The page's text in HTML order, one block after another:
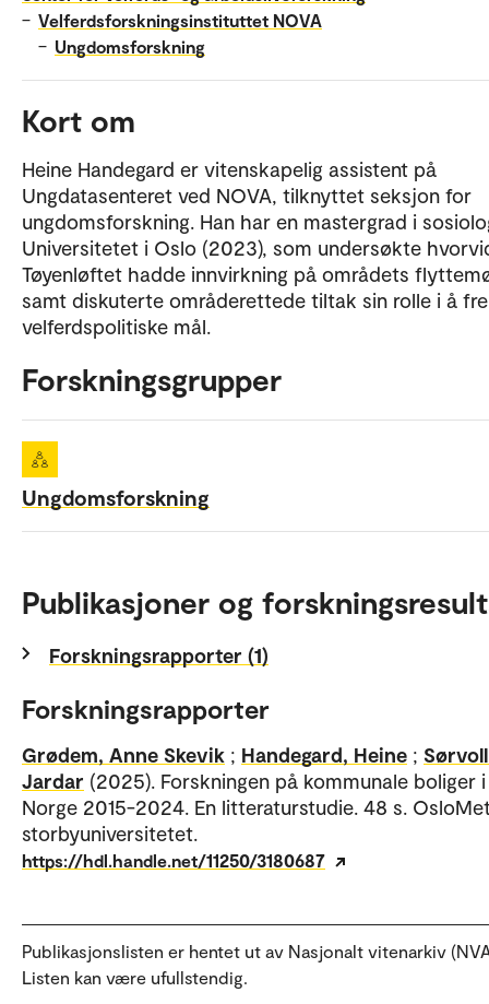
– Velferdsforskningsinstituttet NOVA
– Ungdomsforskning
Kort om
Heine Handegard er vitenskapelig assistent på
Ungdatasenteret ved NOVA, tilknyttet seksjon for
ungdomsforskning. Han har en mastergrad i
Universitetet i Oslo (2023), som undersøkte
Tøyenløftet hadde innvirkning på områdets
samt diskuterte områderettede tiltak sin rolle i å
velferdspolitiske mål.
Forskningsgrupper
Ungdomsforskning
Publikasjoner og
Forskningsrapporter (1)
Forskningsrapporter
Grødem, Anne Skevik ; Handegard, Heine ;
Jardar (2025). Forskningen på kommunale boliger i
Norge 2015-2024. En litteraturstudie. 48 s.
storbyuniversitetet.
https://hdl.handle.net/11250/3180687
Publikasjonslisten er hentet ut av Nasjonalt vitenarkiv
Listen kan være ufullstendig.